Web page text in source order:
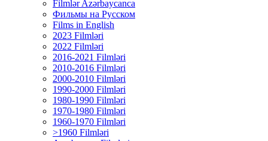
Filmlər Azərbaycanca
Фильмы на Русском
Films in English
2023 Filmləri
2022 Filmləri
2016-2021 Filmləri
2010-2016 Filmləri
2000-2010 Filmləri
1990-2000 Filmləri
1980-1990 Filmləri
1970-1980 Filmləri
1960-1970 Filmləri
>1960 Filmləri